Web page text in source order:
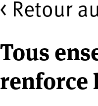
< Retour
Tous
renforce